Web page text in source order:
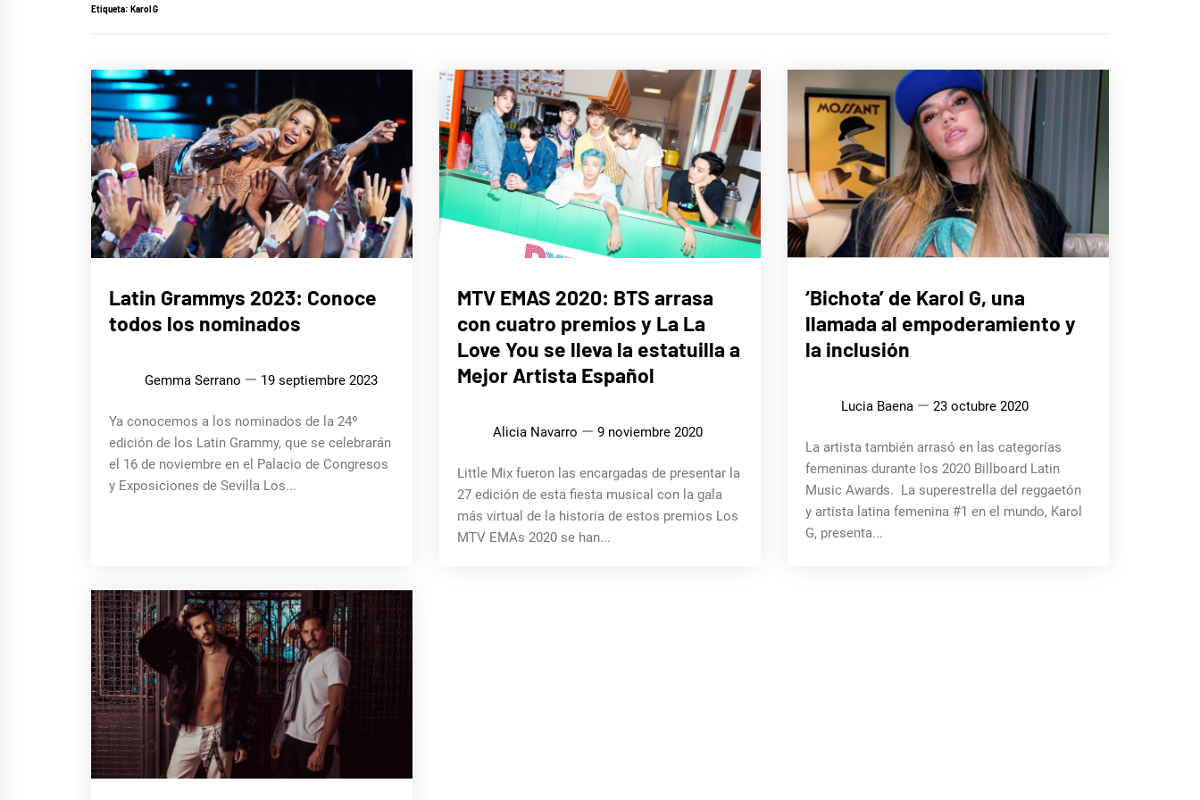
Etiqueta: Karol G
Latin Grammys 2023: Conoce
todos los nominados
Gemma Serrano 19 septiembre 2023
Ya conocemos a los nominados de la 24º
edición de los Latin Grammy, que se celebrarán
el 16 de noviembre en el Palacio de Congresos
y Exposiciones de Sevilla Los...
MTV EMAS 2020: BTS arrasa
con cuatro premios y La La
Love You se lleva la estatuilla a
Mejor Artista Español
Alicia Navarro 9 noviembre 2020
Little Mix fueron las encargadas de presentar la
27 edición de esta fiesta musical con la gala
más virtual de la historia de estos premios Los
MTV EMAs 2020 se han...
‘Bichota’ de Karol G, una
llamada al empoderamiento y
la inclusión
Lucia Baena 23 octubre 2020
La artista también arrasó en las categorías
femeninas durante los 2020 Billboard Latin
Music Awards. La superestrella del reggaetón
y artista latina femenina #1 en el mundo, Karol
G, presenta...